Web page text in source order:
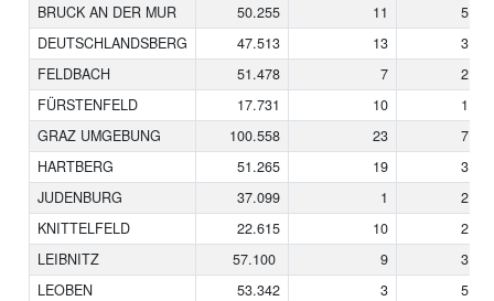
BRUCK AN DER MUR
50.255 11
DEUTSCHLANDSBERG
47.513 13
FELDBACH
51.478 7
FÜRSTENFELD
17.731 10
GRAZ UMGEBUNG
100.558 23
HARTBERG
51.265 19
JUDENBURG
37.099 1
KNITTELFELD
22.615 10
LEIBNITZ
57.100 9
LEOBEN
53.342 3